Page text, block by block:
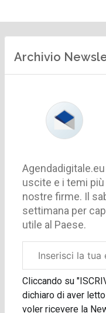
Archivio
uscite e i temi
nostre firme. Il
settimana per
utile al Paese.
aziendale
Cliccando su
dichiaro di aver
voler ricevere la